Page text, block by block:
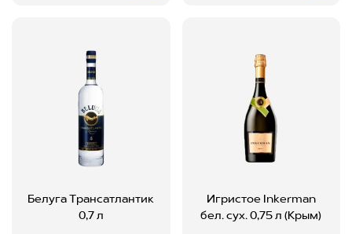
Белуга Трансатлантик
0,7 л
Игристое Inkerman
бел. сух. 0,75 л (Крым)